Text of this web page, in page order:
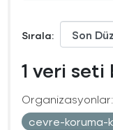
Sırala
1 veri seti
Organizasyonlar:
cevre-koruma-